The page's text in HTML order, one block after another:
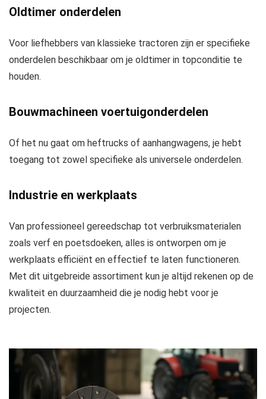
Oldtimer onderdelen
Voor liefhebbers van klassieke tractoren zijn er specifieke
onderdelen beschikbaar om je oldtimer in topconditie te
houden.
Bouwmachineen voertuigonderdelen
Of het nu gaat om heftrucks of aanhangwagens, je hebt
toegang tot zowel specifieke als universele onderdelen.
Industrie en werkplaats
Van professioneel gereedschap tot verbruiksmaterialen
zoals verf en poetsdoeken, alles is ontworpen om je
werkplaats efficiënt en effectief te laten functioneren.
Met dit uitgebreide assortiment kun je altijd rekenen op de
kwaliteit en duurzaamheid die je nodig hebt voor je
projecten.